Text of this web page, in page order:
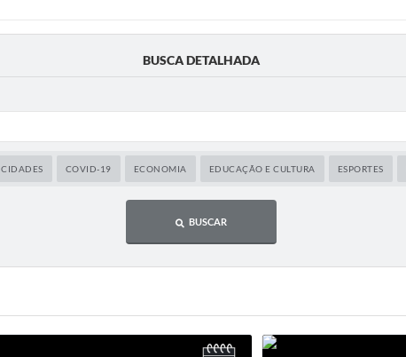
BUSCA DETALHADA
CIDADES COVID-19 ECONOMIA EDUCAÇÃO E CULTURA ESPORTES
BUSCAR